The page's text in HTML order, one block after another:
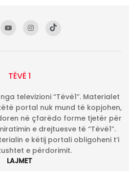
TËVË 1
televizioni “Tëvë1”. Materialet
portal nuk mund të kopjohen,
në çfarëdo forme tjetër për
e drejtuesve të “Tëvë1”.
e këtij portali obligoheni t’i
e përdorimit.
LAJMET